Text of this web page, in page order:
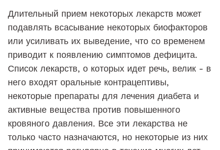
Длительный прием некоторых лекарств может
подавлять всасывание некоторых биофакторов
или усиливать их выведение, что со временем
приводит к появлению симптомов дефицита.
Список лекарств, о которых идет речь, велик - в
него входят оральные контрацептивы,
некоторые препараты для лечения диабета и
активные вещества против повышенного
кровяного давления. Все эти лекарства не
только часто назначаются, но некоторые из них